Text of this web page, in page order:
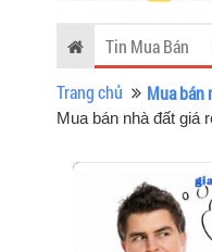
Tin Mua Bán
Trang chủ
Mua bán
Mua bán nhà đất giá